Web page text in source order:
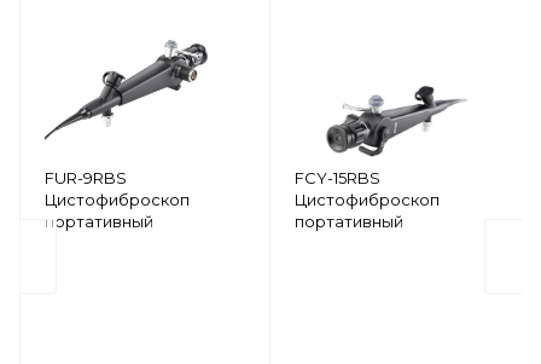
FUR-9RBS
Цистофиброскоп
портативный
FCY-15RBS
Цистофиброскоп
портативный